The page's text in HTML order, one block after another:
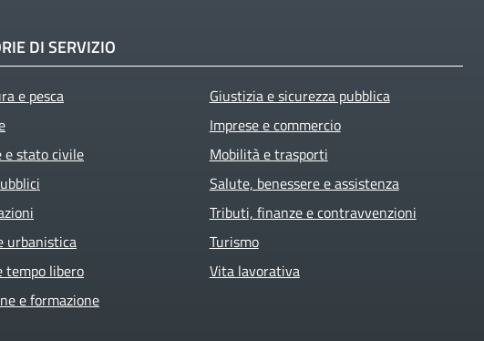
DI SERVIZIO
e pesca
e stato civile
urbanistica
tempo libero
e formazione
Giustizia e sicurezza pubblica
Imprese e commercio
Mobilità e trasporti
Salute, benessere e assistenza
Tributi, finanze e contravvenzioni
Turismo
Vita lavorativa